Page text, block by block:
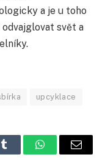
a je u toho
svět a
upcyklace
Tumblr WhatsApp
E-